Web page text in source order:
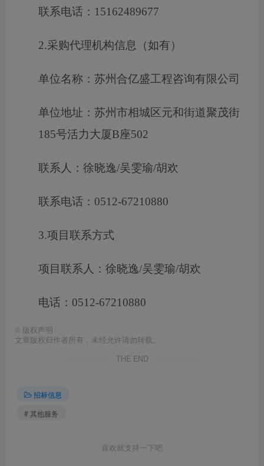
联系电话：15162489677
2.采购代理机构信息（如有）
单位名称：苏州合亿盛工程咨询有限公司
单位地址：苏州市相城区元和街道聚茂街
185号活力大厦B座502
联系人：徐晓逸/吴雯瑜/胡欢
联系电话：0512-67210880
3.项目联系方式
项目联系人：徐晓逸/吴雯瑜/胡欢
电话：0512-67210880
© 版权声明
文章版权归作者所有，未经允许请勿转载。
THE END
招标信息
# 其他服务
喜欢就支持一下吧